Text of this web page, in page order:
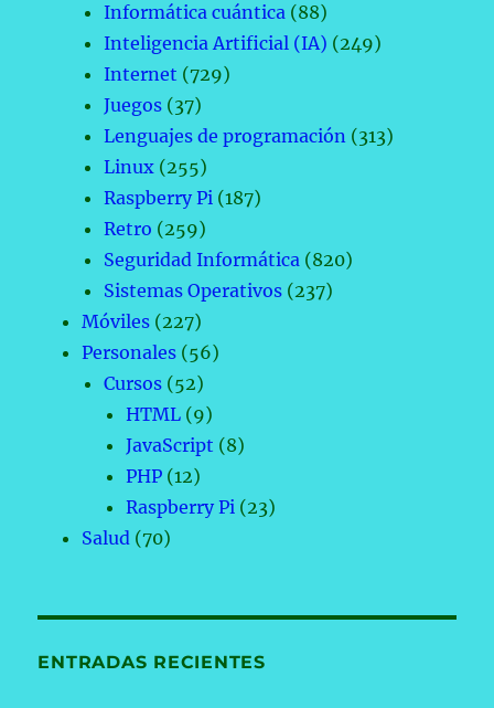
Informática cuántica (88)
Inteligencia Artificial (IA) (249)
Internet (729)
Juegos (37)
Lenguajes de programación (313)
Linux (255)
Raspberry Pi (187)
Retro (259)
Seguridad Informática (820)
Sistemas Operativos (237)
Móviles (227)
Personales (56)
Cursos (52)
HTML (9)
JavaScript (8)
PHP (12)
Raspberry Pi (23)
Salud (70)
ENTRADAS RECIENTES